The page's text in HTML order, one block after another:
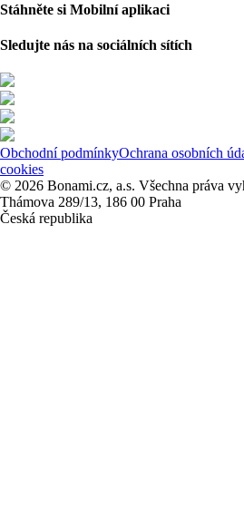
Stáhněte si Mobilní aplikaci
Sledujte nás na sociálních sítích
Obchodní podmínkyOchrana osobních
cookies
© 2026 Bonami.cz, a.s. Všechna práva
Thámova 289/13, 186 00 Praha
Česká republika